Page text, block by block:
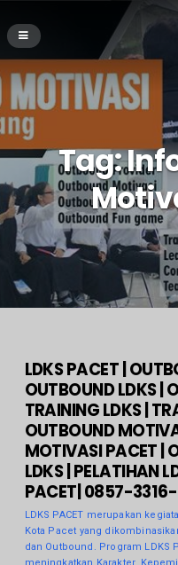
Tag:
LDKS PACET |
OUTBOUND LDKS |
TRAINING LDKS |
OUTBOUND
MOTIVASI PACET |
LDKS | PELATIHAN
PACET| 0857-
LDKS PACET merupakan
Kota Pacet yang
dan Outbound. Program LDKS